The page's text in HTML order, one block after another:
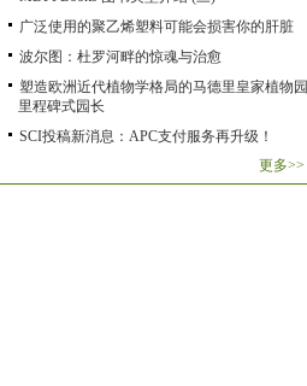
广泛使用的聚乙烯塑料可能会损害你的肝脏
波尔图：杜罗河畔的惊魂与治愈
塑造欧洲近代植物学格局的马德里皇家植物园
里程碑式园长
SCI投稿新消息：APC支付服务再升级！
更多>>